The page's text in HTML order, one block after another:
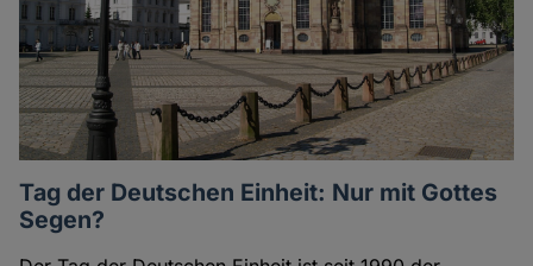
Tag der Deutschen Einheit: Nur mit Gottes
Segen?